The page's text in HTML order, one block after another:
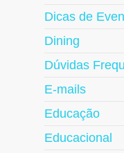
Dicas de
Dining
Dúvidas
E-mails
Educação
Educacional